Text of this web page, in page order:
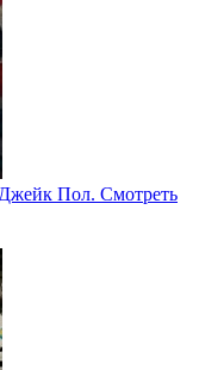
Пол. Смотреть